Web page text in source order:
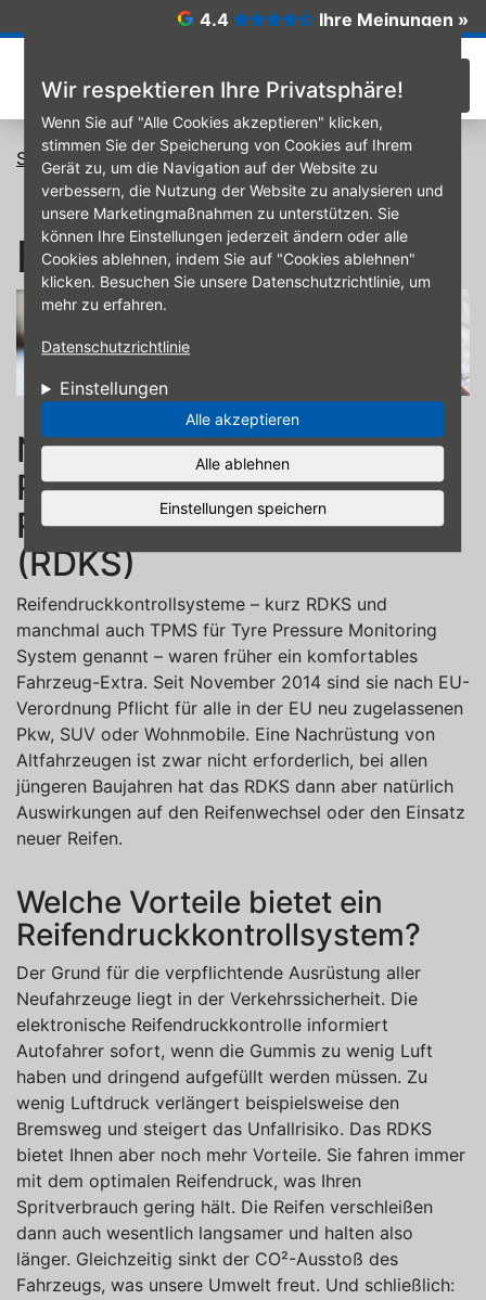
Wir respektieren Ihre Privatsphäre!
Wenn Sie auf "Alle Cookies akzeptieren" klicken,
stimmen Sie der Speicherung von Cookies auf Ihrem
Gerät zu, um die Navigation auf der Website zu
verbessern, die Nutzung der Website zu analysieren und
unsere Marketingmaßnahmen zu unterstützen. Sie
können Ihre Einstellungen jederzeit ändern oder alle
Cookies ablehnen, indem Sie auf "Cookies ablehnen"
klicken. Besuchen Sie unsere Datenschutzrichtlinie, um
mehr zu erfahren.
Datenschutzrichtlinie
Einstellungen
Alle akzeptieren
Alle ablehnen
Einstellungen speichern
4.4 Ihre Meinungen »
Startseite Reifen RDKS
RDKS
Neue Reifen oder
Reifenwechsel mit
Reifendruckkontrollsystem
(RDKS)
Reifendruckkontrollsysteme – kurz RDKS und
manchmal auch TPMS für Tyre Pressure Monitoring
System genannt – waren früher ein komfortables
Fahrzeug-Extra. Seit November 2014 sind sie nach EU-
Verordnung Pflicht für alle in der EU neu zugelassenen
Pkw, SUV oder Wohnmobile. Eine Nachrüstung von
Altfahrzeugen ist zwar nicht erforderlich, bei allen
jüngeren Baujahren hat das RDKS dann aber natürlich
Auswirkungen auf den Reifenwechsel oder den Einsatz
neuer Reifen.
Welche Vorteile bietet ein
Reifendruckkontrollsystem?
Der Grund für die verpflichtende Ausrüstung aller
Neufahrzeuge liegt in der Verkehrssicherheit. Die
elektronische Reifendruckkontrolle informiert
Autofahrer sofort, wenn die Gummis zu wenig Luft
haben und dringend aufgefüllt werden müssen. Zu
wenig Luftdruck verlängert beispielsweise den
Bremsweg und steigert das Unfallrisiko. Das RDKS
bietet Ihnen aber noch mehr Vorteile. Sie fahren immer
mit dem optimalen Reifendruck, was Ihren
Spritverbrauch gering hält. Die Reifen verschleißen
dann auch wesentlich langsamer und halten also
länger. Gleichzeitig sinkt der CO²-Ausstoß des
Fahrzeugs, was unsere Umwelt freut. Und schließlich: